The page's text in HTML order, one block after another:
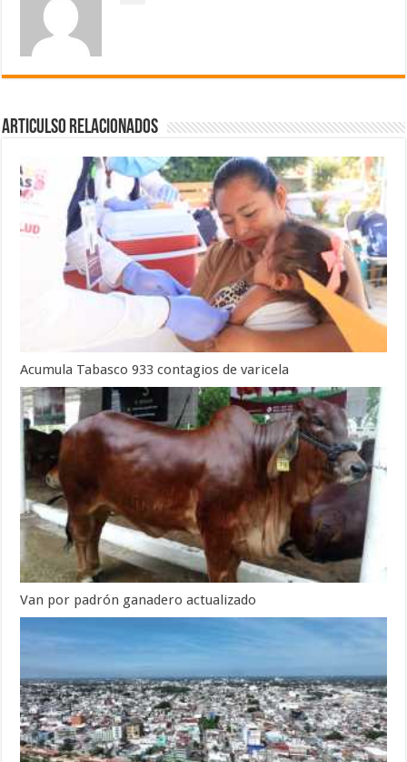
Articulso Relacionados
Acumula Tabasco 933 contagios de varicela
Van por padrón ganadero actualizado